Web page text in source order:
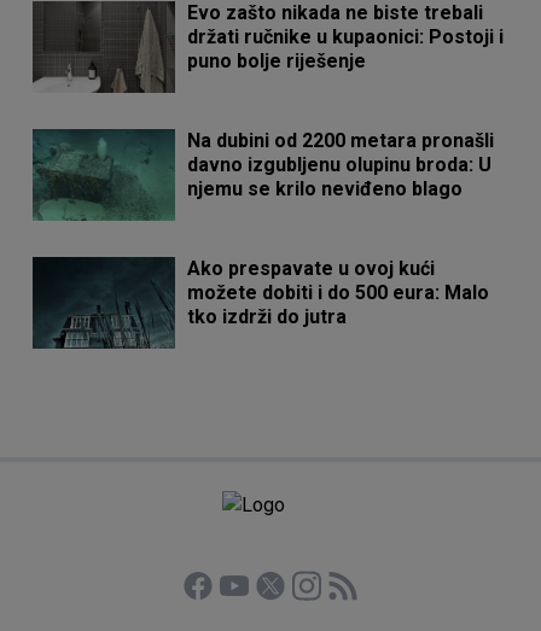
Evo zašto nikada ne biste trebali
držati ručnike u kupaonici: Postoji i
puno bolje riješenje
Na dubini od 2200 metara pronašli
davno izgubljenu olupinu broda: U
njemu se krilo neviđeno blago
Ako prespavate u ovoj kući
možete dobiti i do 500 eura: Malo
tko izdrži do jutra